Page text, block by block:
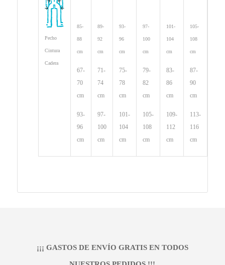
Pecho
Cintura
Cadera
85-
88
cm
67-
70
cm
93-
96
cm
89-
92
cm
71-
74
cm
97-
100
cm
93-
96
cm
75-
78
cm
101-
104
cm
97-
100
cm
79-
82
cm
105-
108
cm
101-
104
cm
83-
86
cm
109-
112
cm
105-
108
cm
87-
90
cm
113-
116
cm
¡¡¡ GASTOS DE ENVÍO GRATIS EN TODOS